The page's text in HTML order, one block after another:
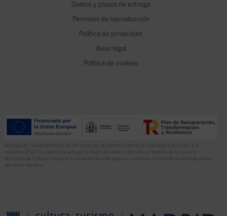
Gastos y plazos de entrega
Permisos de reproducción
Política de privacidad
Aviso legal
Política de cookies
El proyecto “Implementación de herramientas de Gestión Editorial en Ediciones Encuentro, S.A.
anualidad 2022” ha sido financiado por la Dirección General del Libro y Fomento de la Lectura,
Ministerio de Cultura y Deporte. La finalidad de este apoyo es contribuir a la modernización de pymes
del sector del libro.